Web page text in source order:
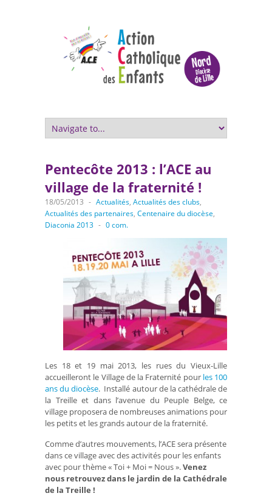
Pentecôte 2013 : l’ACE au
village de la fraternité !
18/05/2013 - Actualités, Actualités des clubs,
Actualités des partenaires, Centenaire du diocèse,
Diaconia 2013 - 0 com.
Les 18 et 19 mai 2013, les rues du Vieux-Lille
accueilleront le Village de la Fraternité pour les 100
ans du diocèse. Installé autour de la cathédrale de
la Treille et dans l’avenue du Peuple Belge, ce
village proposera de nombreuses animations pour
les petits et les grands autour de la fraternité.
Comme d’autres mouvements, l’ACE sera présente
dans ce village avec des activités pour les enfants
avec pour thème « Toi + Moi = Nous ».Venez
nous retrouvez dans le jardin de la Cathédrale
de la Treille !